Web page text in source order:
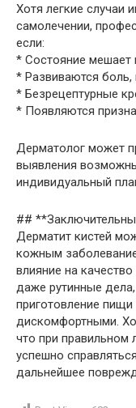
Хотя легкие случаи
самолечении,
если:
* Состояние мешает
* Развиваются боль,
* Безрецептурные
* Появляются
Дерматолог может
выявления
индивидуальный
##
Дерматит кистей
кожным
влияние на
даже рутинные
приготовление
дискомфортными.
что при правильном
успешно
дальнейшее